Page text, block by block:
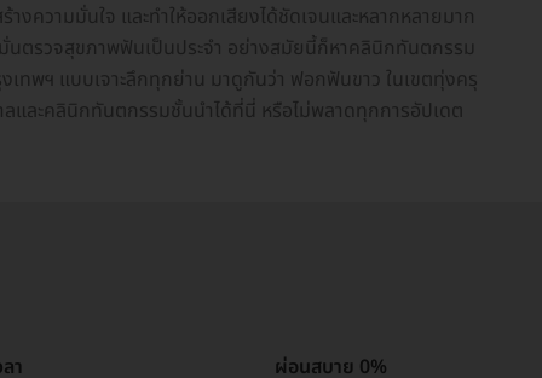
ความมั่นใจ และทำให้ออกเสียงได้ชัดเจนและหลากหลายมาก
ตรวจสุขภาพฟันเป็นประจำ อย่างสมัยนี้ก็หาคลินิกทันตกรรม
ทพฯ แบบเจาะลึกทุกย่าน มาดูกันว่า ฟอกฟันขาว ในเขตทุ่งครุ
และคลินิกทันตกรรมชั้นนำได้ที่นี่ หรือไม่พลาดทุกการอัปเดต
า ผ่อนสบาย 0%